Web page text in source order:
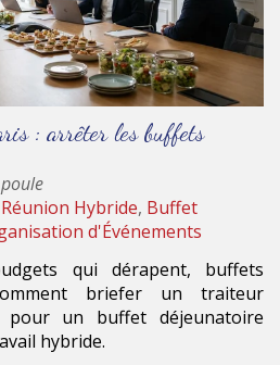
: arrêter les buffets
Réunion Hybride, Buffet
d'Événements
qui dérapent, buffets
briefer un traiteur
pour un buffet déjeunatoire
hybride.